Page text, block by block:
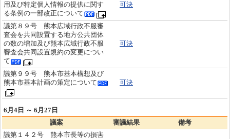
用及び特定個人情報の提供に関す
る条例の一部改正について
可決
議第８９号 熊本広域行政不服審
査会を共同設置する地方公共団体
の数の増加及び熊本広域行政不服
審査会共同設置規約の変更につい
て
可決
議第９９号 熊本市基本構想及び
熊本市基本計画の策定について
可決
6月4日 ～ 6月27日
議案
審議結果
備考
議第１４２号 熊本市長等の損害